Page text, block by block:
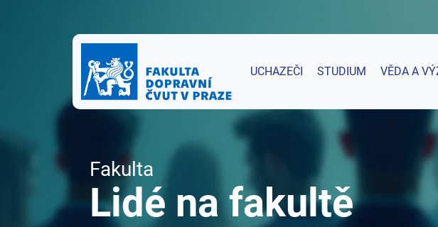
UCHAZEČI STUDIUM VĚDA A
Fakulta
Lidé na fakultě